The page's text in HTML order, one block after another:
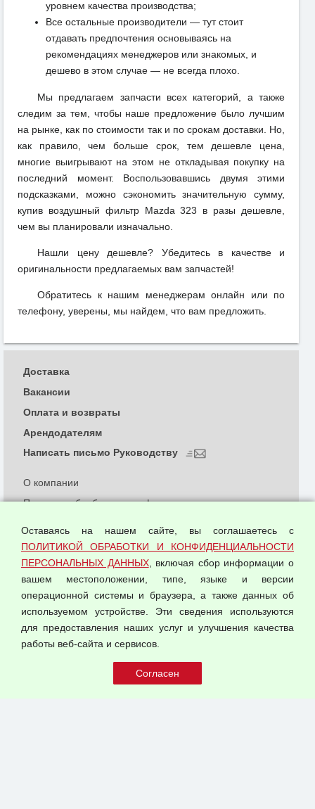
уровнем качества производства;
Все остальные производители — тут стоит
отдавать предпочтения основываясь на
рекомендациях менеджеров или знакомых, и
дешево в этом случае — не всегда плохо.
Мы предлагаем запчасти всех категорий, а также
следим за тем, чтобы наше предложение было лучшим
на рынке, как по стоимости так и по срокам доставки. Но,
как правило, чем больше срок, тем дешевле цена,
многие выигрывают на этом не откладывая покупку на
последний момент. Воспользовавшись двумя этими
подсказками, можно сэкономить значительную сумму,
купив воздушный фильтр Mazda 323 в разы дешевле,
чем вы планировали изначально.
Нашли цену дешевле? Убедитесь в качестве и
оригинальности предлагаемых вам запчастей!
Обратитесь к нашим менеджерам онлайн или по
телефону, уверены, мы найдем, что вам предложить.
© 2026 ООО "Феникс"
О компании
Политика обработки и конфиденциальности
Согласием на обработку персональных данных
Оферта оптовой купли-продажи
Публичная оферта
Доставка
Вакансии
Оплата и возвраты
Арендодателям
Написать письмо Руководству
Оставаясь на нашем сайте, вы соглашаетесь с
ПОЛИТИКОЙ ОБРАБОТКИ И КОНФИДЕНЦИАЛЬНОСТИ
ПЕРСОНАЛЬНЫХ ДАННЫХ, включая сбор информации о
вашем местоположении, типе, языке и версии
операционной системы и браузера, а также данных об
используемом устройстве. Эти сведения используются
для предоставления наших услуг и улучшения качества
работы веб-сайта и сервисов.